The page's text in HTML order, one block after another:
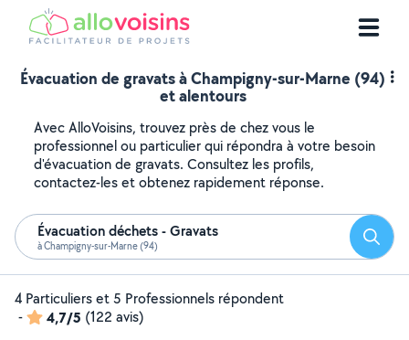
Évacuation de gravats à Champigny-sur-Marne (94)
et alentours
Avec AlloVoisins, trouvez près de chez vous le
professionnel ou particulier qui répondra à votre besoin
d'évacuation de gravats. Consultez les profils,
contactez-les et obtenez rapidement réponse.
Évacuation déchets - Gravats
à Champigny-sur-Marne (94)
4 Particuliers et 5 Professionnels répondent
-
4,7/5 (122 avis)